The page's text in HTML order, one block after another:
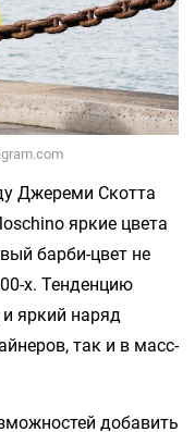
Джереми Скотта
яркие цвета
барби-цвет не
х. Тенденцию
яркий наряд
так и в масс-
добавить